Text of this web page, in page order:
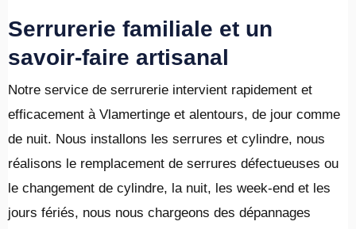
Serrurerie familiale et un
savoir-faire artisanal
Notre service de serrurerie intervient rapidement et
efficacement à Vlamertinge et alentours, de jour comme
de nuit. Nous installons les serrures et cylindre, nous
réalisons le remplacement de serrures défectueuses ou
le changement de cylindre, la nuit, les week-end et les
jours fériés, nous nous chargeons des dépannages